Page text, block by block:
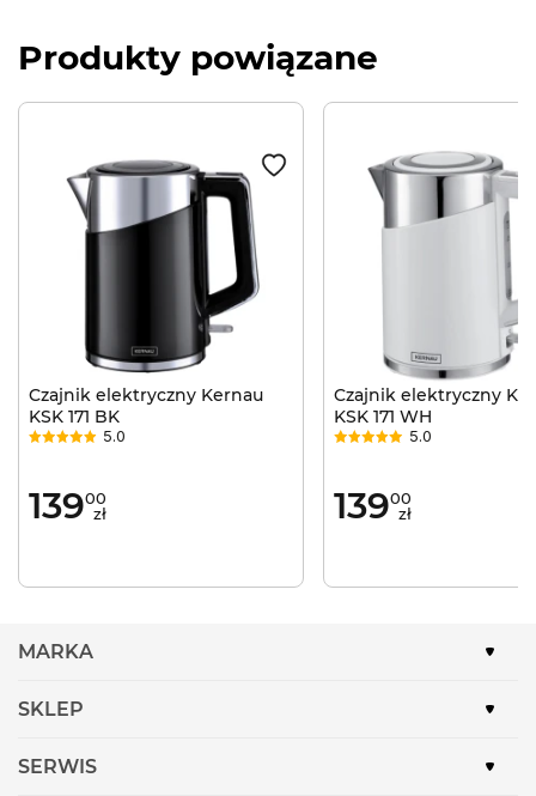
Produkty powiązane
Czajnik elektryczny Kernau
KSK 171 BK
5.0
13900
zł
Czajnik elektryczny
KSK 171 WH
5.0
13900
zł
MARKA
SKLEP
SERWIS